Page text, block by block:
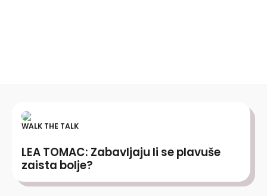
WALK THE TALK
LEA TOMAC: Zabavljaju li se plavuše
zaista bolje?